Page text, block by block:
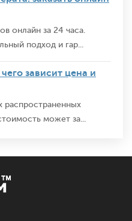
онлайн за 24 часа.
подход и гар...
зависит цена и
распространенных
может за...